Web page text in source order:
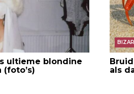
ultieme blondine
BIZAR
als